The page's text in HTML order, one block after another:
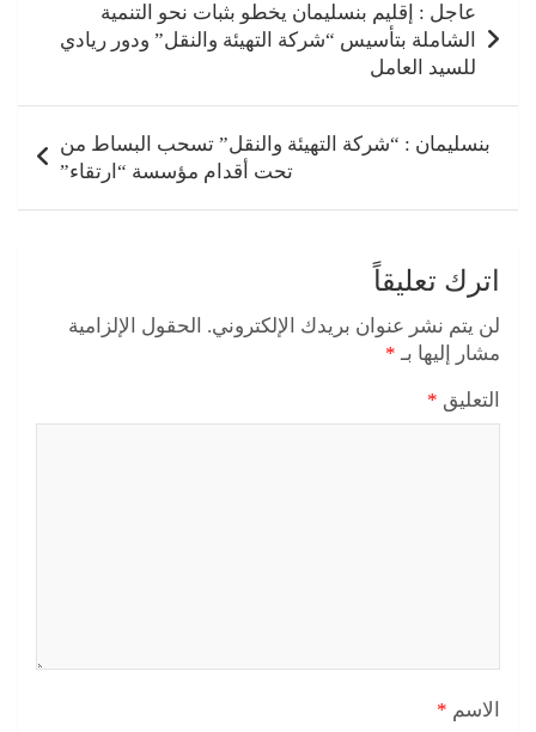
المقالاتعاجل : إقليم بنسليمان يخطو بثبات نحو التنمية
الشاملة بتأسيس “شركة التهيئة والنقل” ودور ريادي
للسيد العامل
بنسليمان : “شركة التهيئة والنقل” تسحب البساط من
تحت أقدام مؤسسة “ارتقاء”
اترك تعليقاً
لن يتم نشر عنوان بريدك الإلكتروني. الحقول الإلزامية
مشار إليها بـ *
التعليق *
الاسم *